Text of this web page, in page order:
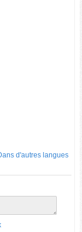
d'autres langues